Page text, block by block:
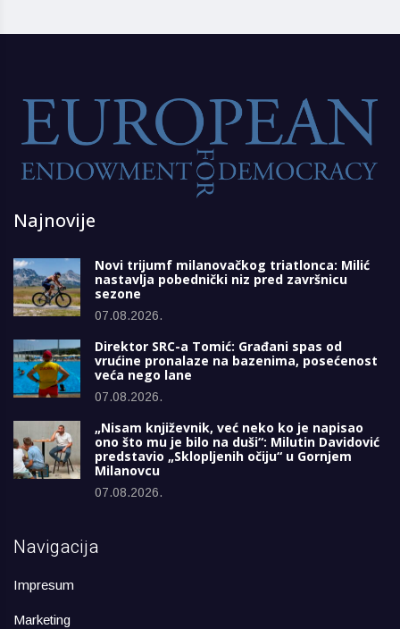
Najnovije
Novi trijumf milanovačkog triatlonca: Milić
nastavlja pobednički niz pred završnicu
sezone
07.08.2026.
Direktor SRC-a Tomić: Građani spas od
vrućine pronalaze na bazenima, posećenost
veća nego lane
07.08.2026.
„Nisam književnik, već neko ko je napisao
ono što mu je bilo na duši“: Milutin Davidović
predstavio „Sklopljenih očiju“ u Gornjem
Milanovcu
07.08.2026.
Navigacija
Impresum
Marketing